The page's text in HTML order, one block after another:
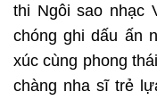
thi Ngôi sao nhạc
chóng ghi dấu ấn
xúc cùng phong
chàng nha sĩ trẻ